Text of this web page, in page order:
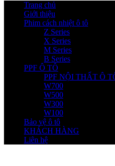
Trang chủ
Giới thiệu
Phim cách nhiệt ô tô
Z Series
X Series
M Series
B Series
PPF Ô TÔ
PPF NỘI THẤT Ô
W700
W500
W300
W100
Bảo vệ ô tô
KHÁCH HÀNG
Liên hệ